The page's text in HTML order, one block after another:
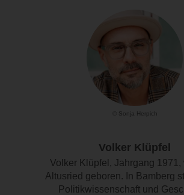
© Sonja Herpich
Volker Klüpfel
Volker Klüpfel, Jahrgang 1971,
Altusried geboren. In Bamberg
Politikwissenschaft und